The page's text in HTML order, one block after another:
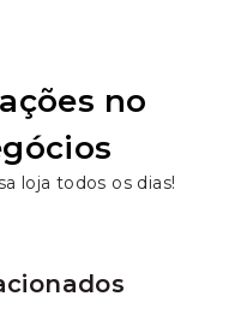
no
loja todos os dias!